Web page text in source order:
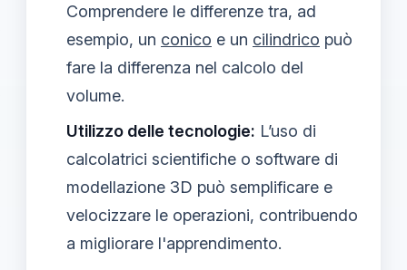
Comprendere le differenze tra, ad
esempio, un conico e un cilindrico può
fare la differenza nel calcolo del
volume.
Utilizzo delle tecnologie: L’uso di
calcolatrici scientifiche o software di
modellazione 3D può semplificare e
velocizzare le operazioni, contribuendo
a migliorare l'apprendimento.